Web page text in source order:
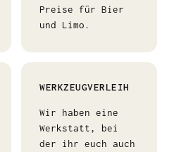
Preise für Bier
und Limo.
WERKZEUGVERLEIH
Wir haben eine
Werkstatt, bei
der ihr euch auch